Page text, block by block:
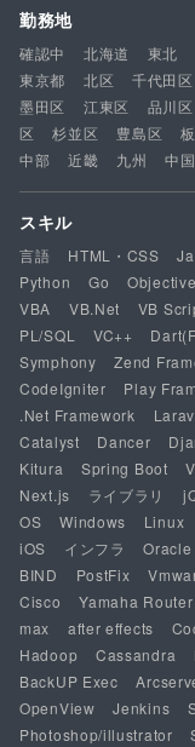
勤務地
確認中 北海道 東北
東京都
北区 千代田区
墨田区
江東区 品川区
区
杉並区 豊島区
中部
近畿 九州 中
スキル
言語 HTML・CSS
Python
Go
VBA
VB.Net VB
PL/SQL
VC++
Symphony
Zend
CodeIgniter
Play
.Net Framework
Catalyst
Dancer
Kitura
Spring Boot
Next.js
ライブラリ
OS
Windows Linux
iOS
インフラ Oracle
BIND
PostFix
Cisco
Yamaha
max
after effects
Hadoop
Cassandra
BackUP Exec
OpenView
Jenkins
Photoshop/illustrator